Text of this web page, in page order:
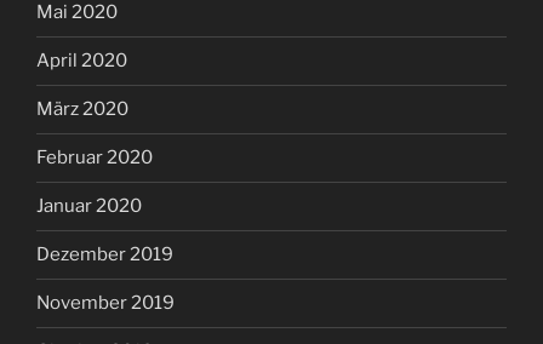
Mai 2020
April 2020
März 2020
Februar 2020
Januar 2020
Dezember 2019
November 2019